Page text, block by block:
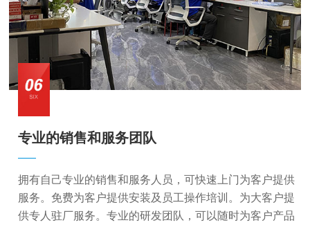
专业的销售和服务团队
拥有自己专业的销售和服务人员，可快速上门为客户提供
服务。免费为客户提供安装及员工操作培训。为大客户提
供专人驻厂服务。专业的研发团队，可以随时为客户产品